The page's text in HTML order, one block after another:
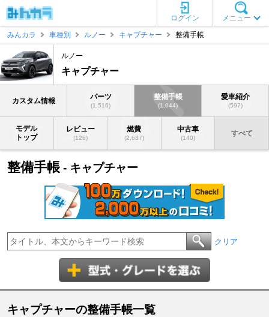
メニュー
ログイン
みんカラ
車種別 ルノー キャプチャー 整備手帳
ルノー
キャプチャー
カスタム情報 パーツ
(1,516)
整備手帳
(1,044)
愛車紹介
(597)
モデル
トップ
レビュー
(126)
燃費
(2,637)
中古車
(140)
すべて
整備手帳 - キャプチャー
クリア
キャプチャーの整備手帳一覧